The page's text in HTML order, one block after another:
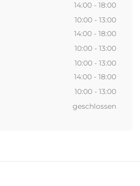
14:00 - 18:00
10:00 - 13:00
14:00 - 18:00
10:00 - 13:00
10:00 - 13:00
14:00 - 18:00
10:00 - 13:00
geschlossen